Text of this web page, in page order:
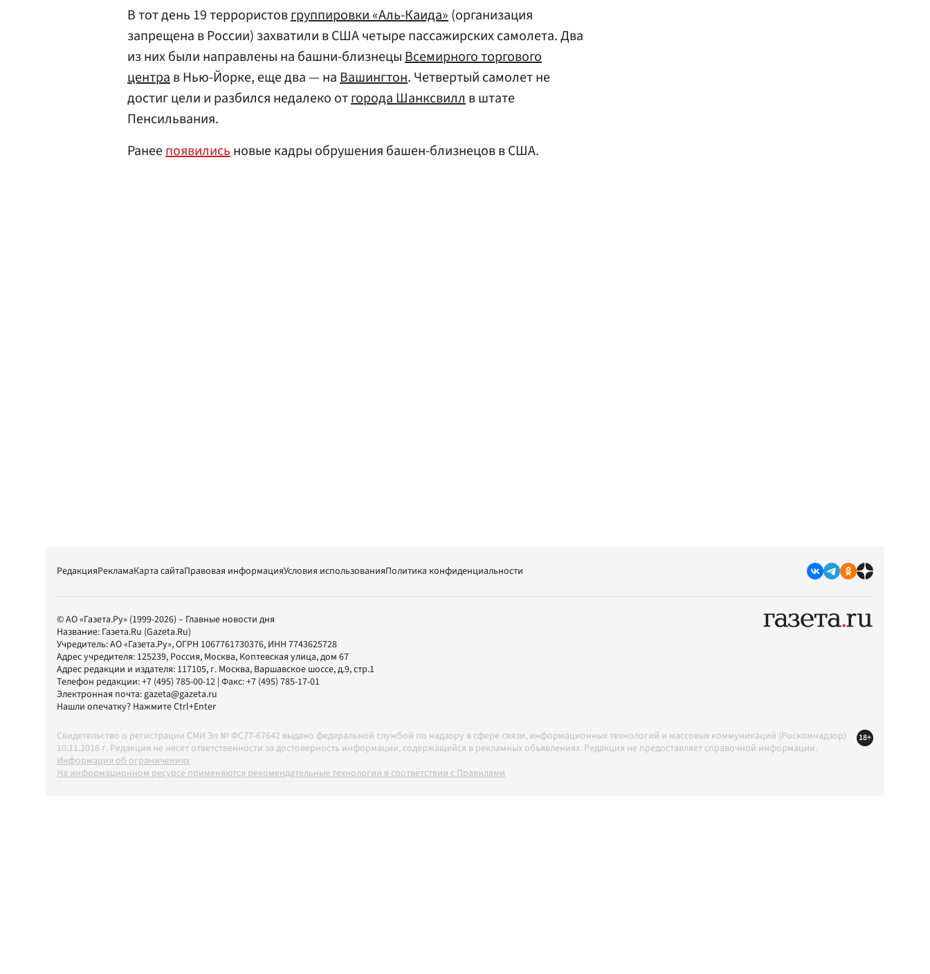
В тот день 19 террористовгруппировки «Аль-Каида»(организация
запрещена в России) захватили в США четыре пассажирских самолета. Два
из них были направлены на башни-близнецыВсемирного торгового
центрав Нью-Йорке, еще два — наВашингтон. Четвертый самолет не
достиг цели и разбился недалеко отгорода Шанксвиллв штате
Пенсильвания.
Ранеепоявилисьновые кадры обрушения башен-близнецов в США.
РедакцияРекламаКарта сайтаПравовая информацияУсловия использованияПолитика конфиденциальности
© АО «Газета.Ру» (1999-2026) – Главные новости дня
Название: Газета.Ru (Gazeta.Ru)
Учредитель:АО «Газета.Ру», ОГРН 1067761730376, ИНН 7743625728
Адрес учредителя: 125239, Россия, Москва, Коптевская улица, дом 67
Адрес редакции и издателя: 117105, г. Москва, Варшавское шоссе, д.9, стр.1
Телефон редакции:+7 (495) 785-00-12 | Факс:+7 (495) 785-17-01
Электронная почта:gazeta@gazeta.ru
Нашли опечатку? Нажмите Ctrl+Enter
Свидетельство о регистрации СМИ Эл № ФС77-67642 выдано федеральной службой по надзору в сфере связи, информационных технологий и массовых коммуникаций (Роскомнадзор)
10.11.2016 г. Редакция не несет ответственности за достоверность информации, содержащейся в рекламных объявлениях. Редакция не предоставляет справочной информации.
Информация об ограничениях
На информационном ресурсе применяются рекомендательные технологии в соответствии с Правилами
18+